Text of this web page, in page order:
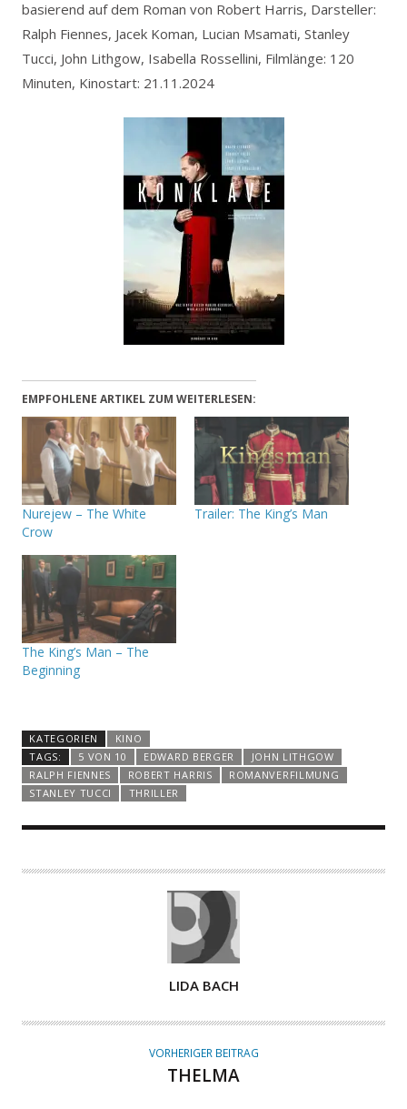
basierend auf dem Roman von Robert Harris, Darsteller:
Ralph Fiennes, Jacek Koman, Lucian Msamati, Stanley
Tucci, John Lithgow, Isabella Rossellini, Filmlänge: 120
Minuten, Kinostart: 21.11.2024
EMPFOHLENE ARTIKEL ZUM WEITERLESEN:
Nurejew – The White
Crow
Trailer: The King’s Man
The King’s Man – The
Beginning
KATEGORIEN
KINO
TAGS:
5 VON 10 EDWARD BERGER
JOHN LITHGOW
RALPH FIENNES
ROBERT HARRIS
ROMANVERFILMUNG
STANLEY TUCCI
THRILLER
T
LIDA BACH
VORHERIGER BEITRAG
THELMA